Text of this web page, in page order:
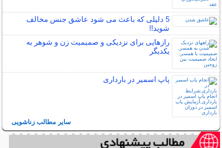
5 دلیلی که باعث می شود عاشق جنس مخالف
شوید!!
رازهایی برای نزدیکی و صمیمیت زن و شوهر به
یکدیگر
پاپ اسمیر در بارداری
سایر مطالب زناشویی